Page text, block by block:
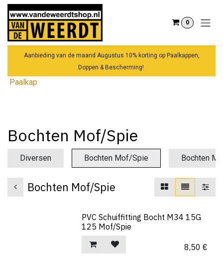
Overslaan naar inhoud
0
Aanbieding van de maand Augustus 10% korting op Paalkappen,
Doppen & Bescherming!
Paalkap
Bochten Mof/Spie
Diversen Bochten Mof/Spie Bochten
Bochten Mof/Spie
PVC Schuiffitting Bocht M34 15G
125 Mof/Spie
8,50 €